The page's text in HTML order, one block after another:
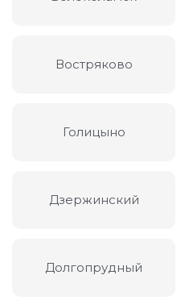
Востряково
Голицыно
Дзержинский
Долгопрудный